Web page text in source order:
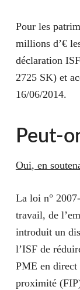
Pour les
millions d’€
déclaration ISF
2725 SK) et
16/06/2014.
Peut-
Oui, en
La loi n°
travail, de
introduit un
l’ISF de
PME en direct
proximité